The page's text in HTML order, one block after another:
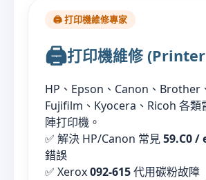
🖨️ 打印機維修專家
🖨️打印機維修
HP、Epson、Canon、Brother
Fujifilm、Kyocera、Ricoh 各類
陣打印機。
✅ 解決 HP/Canon 常見59.C0 /
錯誤
✅ Xerox092-615代用碳粉故障